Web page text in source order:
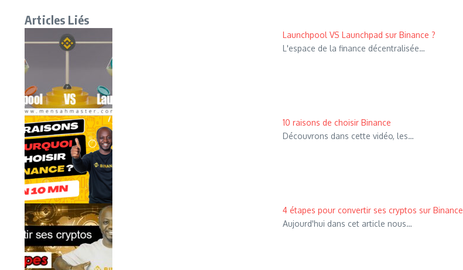
Articles Liés
Launchpool VS Launchpad sur Binance ?
L'espace de la finance décentralisée…
10 raisons de choisir Binance
Découvrons dans cette vidéo, les…
4 étapes pour convertir ses cryptos sur Binance
Aujourd'hui dans cet article nous…